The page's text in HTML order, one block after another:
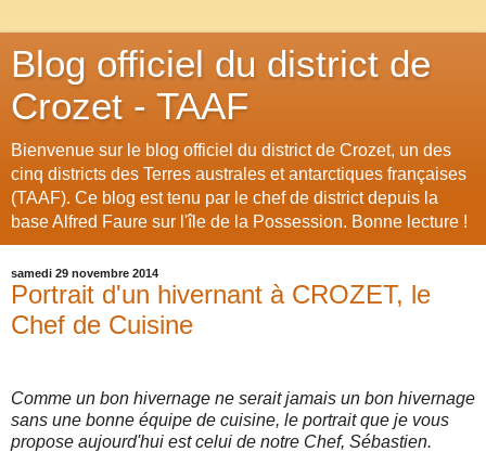
Blog officiel du district de
Crozet - TAAF
Bienvenue sur le blog officiel du district de Crozet, un des
cinq districts des Terres australes et antarctiques françaises
(TAAF). Ce blog est tenu par le chef de district depuis la
base Alfred Faure sur l'île de la Possession. Bonne lecture !
samedi 29 novembre 2014
Portrait d'un hivernant à CROZET, le
Chef de Cuisine
Comme un bon hivernage ne serait jamais un bon hivernage
sans une bonne équipe de cuisine, le portrait que je vous
propose aujourd'hui est celui de notre Chef, Sébastien.